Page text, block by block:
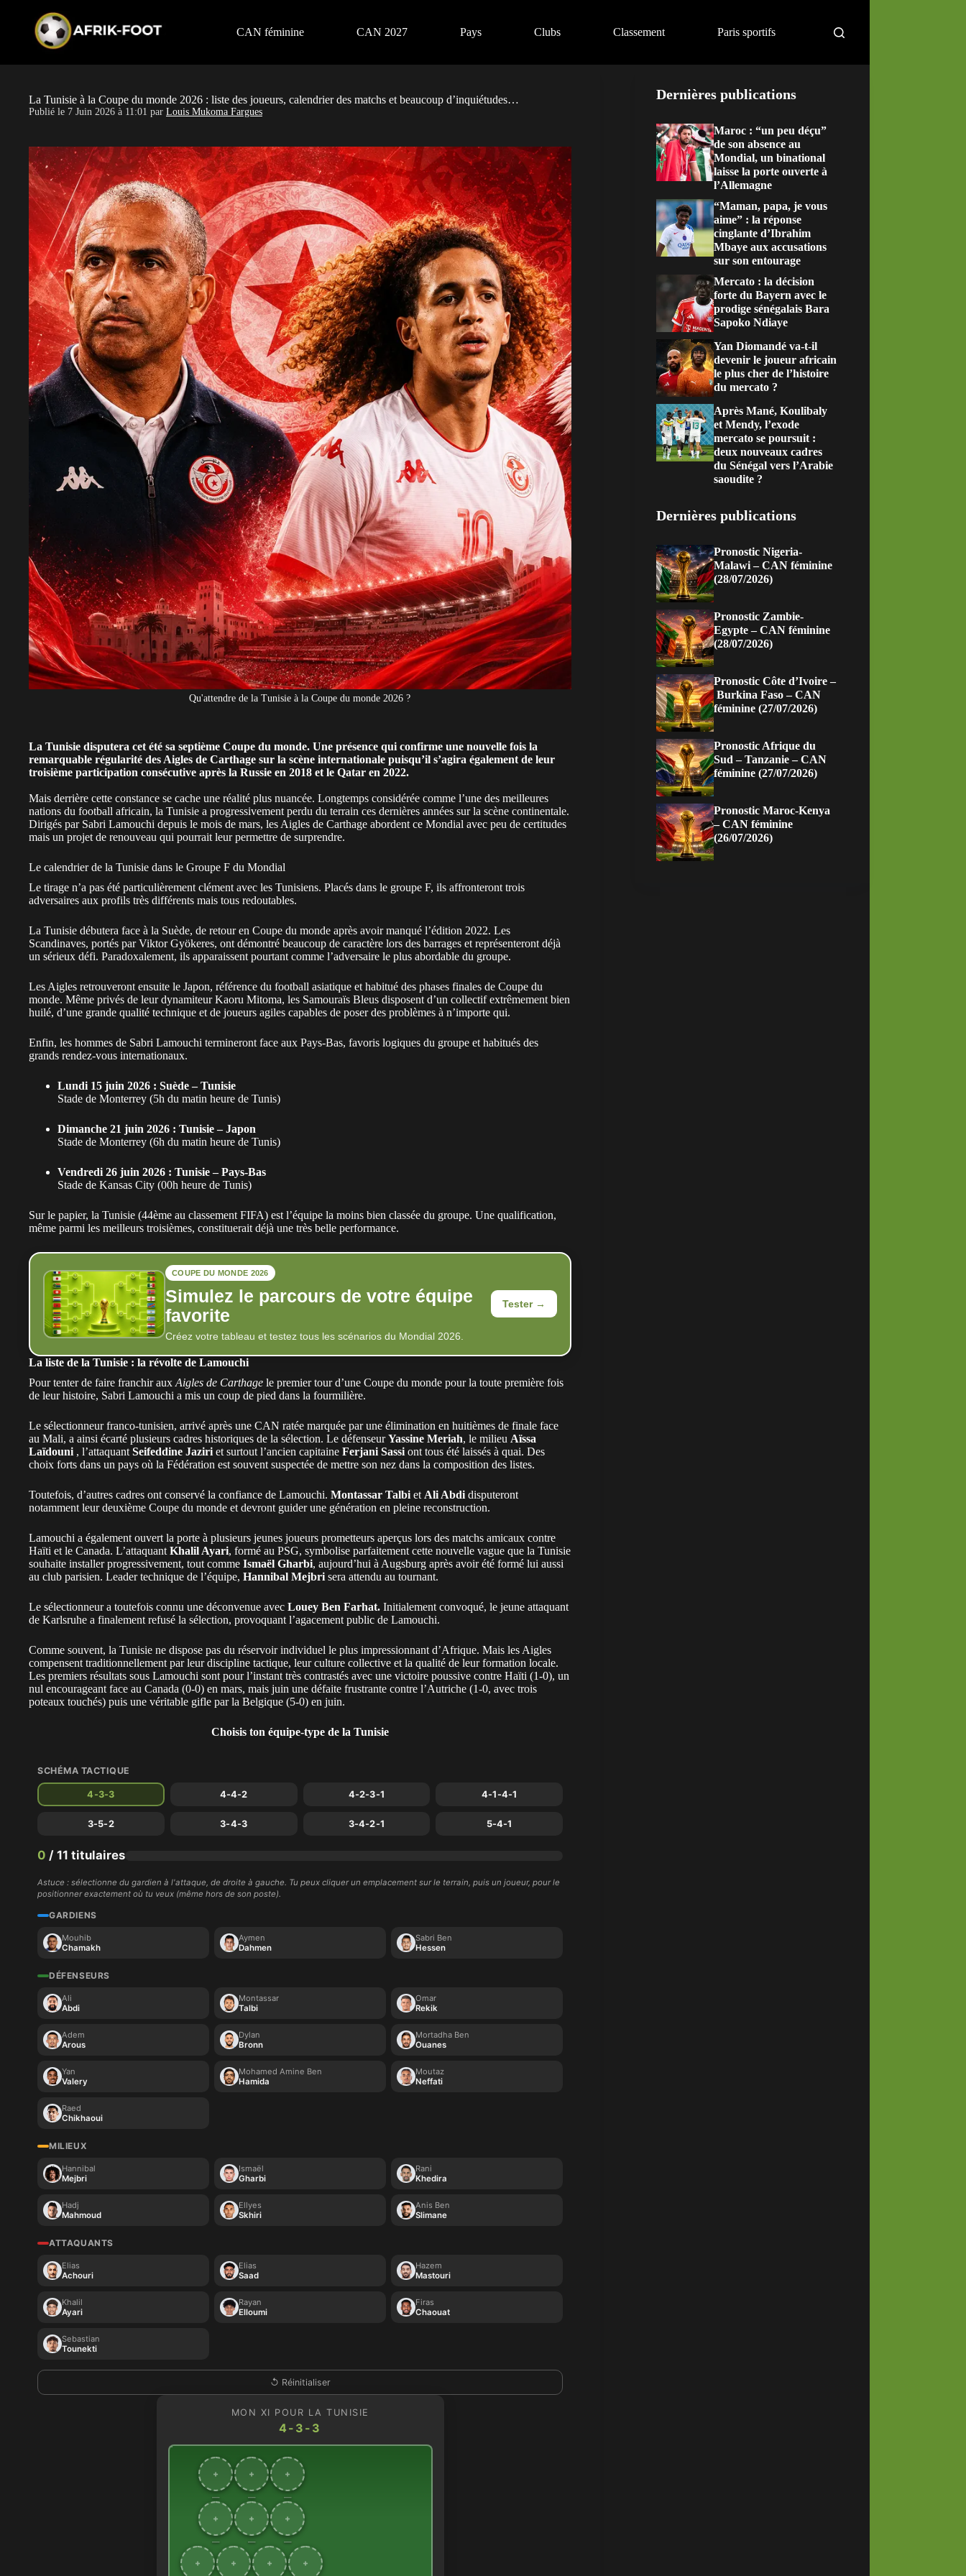
CAN féminine CAN 2027 Pays Clubs Classement Paris sportifs
La Tunisie à la Coupe du monde 2026 : liste des joueurs, calendrier des matchs et beaucoup d’inquiétudes…
Publié le 7 Juin 2026 à 11:01 par Louis Mukoma Fargues
Qu'attendre de la Tunisie à la Coupe du monde 2026 ?
La Tunisie disputera cet été sa septième Coupe du monde. Une présence qui confirme une nouvelle fois la
remarquable régularité des Aigles de Carthage sur la scène internationale puisqu’il s’agira également de leur
troisième participation consécutive après la Russie en 2018 et le Qatar en 2022.
Mais derrière cette constance se cache une réalité plus nuancée. Longtemps considérée comme l’une des meilleures
nations du football africain, la Tunisie a progressivement perdu du terrain ces dernières années sur la scène continentale.
Dirigés par Sabri Lamouchi depuis le mois de mars, les Aigles de Carthage abordent ce Mondial avec peu de certitudes
mais un projet de renouveau qui pourrait leur permettre de surprendre.
Le calendrier de la Tunisie dans le Groupe F du Mondial
Le tirage n’a pas été particulièrement clément avec les Tunisiens. Placés dans le groupe F, ils affronteront trois
adversaires aux profils très différents mais tous redoutables.
La Tunisie débutera face à la Suède, de retour en Coupe du monde après avoir manqué l’édition 2022. Les
Scandinaves, portés par Viktor Gyökeres, ont démontré beaucoup de caractère lors des barrages et représenteront déjà
un sérieux défi. Paradoxalement, ils apparaissent pourtant comme l’adversaire le plus abordable du groupe.
Les Aigles retrouveront ensuite le Japon, référence du football asiatique et habitué des phases finales de Coupe du
monde. Même privés de leur dynamiteur Kaoru Mitoma, les Samouraïs Bleus disposent d’un collectif extrêmement bien
huilé, d’une grande qualité technique et de joueurs agiles capables de poser des problèmes à n’importe qui.
Enfin, les hommes de Sabri Lamouchi termineront face aux Pays-Bas, favoris logiques du groupe et habitués des
grands rendez-vous internationaux.
Lundi 15 juin 2026 : Suède – Tunisie
Stade de Monterrey (5h du matin heure de Tunis)
Dimanche 21 juin 2026 : Tunisie – Japon
Stade de Monterrey (6h du matin heure de Tunis)
Vendredi 26 juin 2026 : Tunisie – Pays-Bas
Stade de Kansas City (00h heure de Tunis)
Sur le papier, la Tunisie (44ème au classement FIFA) est l’équipe la moins bien classée du groupe. Une qualification,
même parmi les meilleurs troisièmes, constituerait déjà une très belle performance.
COUPE DU MONDE 2026
Simulez le parcours de votre équipe
favorite
Créez votre tableau et testez tous les scénarios du Mondial 2026.
Tester →
La liste de la Tunisie : la révolte de Lamouchi
Pour tenter de faire franchir aux Aigles de Carthage le premier tour d’une Coupe du monde pour la toute première fois
de leur histoire, Sabri Lamouchi a mis un coup de pied dans la fourmilière.
Le sélectionneur franco-tunisien, arrivé après une CAN ratée marquée par une élimination en huitièmes de finale face
au Mali, a ainsi écarté plusieurs cadres historiques de la sélection. Le défenseurYassine Meriah, le milieu Aïssa
Laïdouni , l’attaquant Seifeddine Jaziri et surtout l’ancien capitaine Ferjani Sassi ont tous été laissés à quai. Des
choix forts dans un pays où la Fédération est souvent suspectée de mettre son nez dans la composition des listes.
Toutefois, d’autres cadres ont conservé la confiance de Lamouchi. Montassar Talbi et Ali Abdi disputeront
notamment leur deuxième Coupe du monde et devront guider une génération en pleine reconstruction.
Lamouchi a également ouvert la porte à plusieurs jeunes joueurs prometteurs aperçus lors des matchs amicaux contre
Haïti et le Canada. L’attaquant Khalil Ayari, formé au PSG, symbolise parfaitement cette nouvelle vague que la Tunisie
souhaite installer progressivement, tout comme Ismaël Gharbi, aujourd’hui à Augsburg après avoir été formé lui aussi
au club parisien. Leader technique de l’équipe, Hannibal Mejbri sera attendu au tournant.
Le sélectionneur a toutefois connu une déconvenue avec Louey Ben Farhat. Initialement convoqué, le jeune attaquant
de Karlsruhe a finalement refusé la sélection, provoquant l’agacement public de Lamouchi.
Comme souvent, la Tunisie ne dispose pas du réservoir individuel le plus impressionnant d’Afrique. Mais les Aigles
compensent traditionnellement par leur discipline tactique, leur culture collective et la qualité de leur formation locale.
Les premiers résultats sous Lamouchi sont pour l’instant très contrastés avec une victoire poussive contre Haïti (1-0), un
nul encourageant face au Canada (0-0) en mars, mais juin une défaite frustrante contre l’Autriche (1-0, avec trois
poteaux touchés) puis une véritable gifle par la Belgique (5-0) en juin.
Choisis ton équipe-type de la Tunisie
Dernières publications
Maroc : “un peu déçu”
de son absence au
Mondial, un binational
laisse la porte ouverte à
l’Allemagne
“Maman, papa, je vous
aime” : la réponse
cinglante d’Ibrahim
Mbaye aux accusations
sur son entourage
Mercato : la décision
forte du Bayern avec le
prodige sénégalais Bara
Sapoko Ndiaye
Yan Diomandé va-t-il
devenir le joueur africain
le plus cher de l’histoire
du mercato ?
Après Mané, Koulibaly
et Mendy, l’exode
mercato se poursuit :
deux nouveaux cadres
du Sénégal vers l’Arabie
saoudite ?
Dernières publications
Pronostic Nigeria-
Malawi – CAN féminine
(28/07/2026)
Pronostic Zambie-
Egypte – CAN féminine
(28/07/2026)
Pronostic Côte d’Ivoire –
Burkina Faso – CAN
féminine (27/07/2026)
Pronostic Afrique du
Sud – Tanzanie – CAN
féminine (27/07/2026)
Pronostic Maroc-Kenya
– CAN féminine
(26/07/2026)